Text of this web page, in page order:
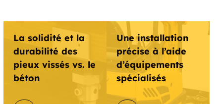
La solidité et la
durabilité des
pieux vissés vs. le
béton
Une installation
précise à l’aide
d’équipements
spécialisés